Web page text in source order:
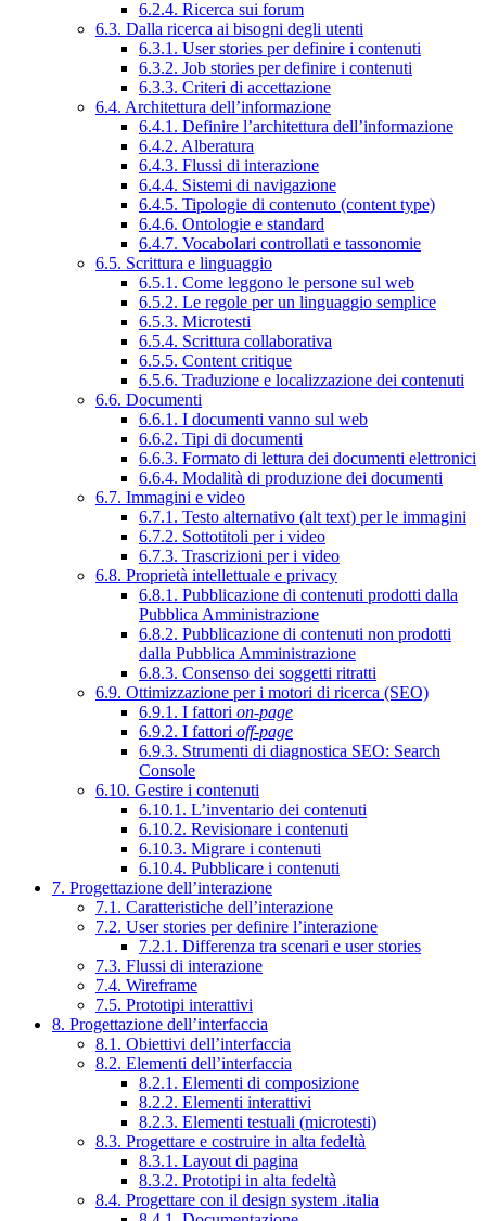
6.2.4. Ricerca sui forum
6.3. Dalla ricerca ai bisogni degli utenti
6.3.1. User stories per definire i contenuti
6.3.2. Job stories per definire i contenuti
6.3.3. Criteri di accettazione
6.4. Architettura dell’informazione
6.4.1. Definire l’architettura dell’informazione
6.4.2. Alberatura
6.4.3. Flussi di interazione
6.4.4. Sistemi di navigazione
6.4.5. Tipologie di contenuto (content type)
6.4.6. Ontologie e standard
6.4.7. Vocabolari controllati e tassonomie
6.5. Scrittura e linguaggio
6.5.1. Come leggono le persone sul web
6.5.2. Le regole per un linguaggio semplice
6.5.3. Microtesti
6.5.4. Scrittura collaborativa
6.5.5. Content critique
6.5.6. Traduzione e localizzazione dei contenuti
6.6. Documenti
6.6.1. I documenti vanno sul web
6.6.2. Tipi di documenti
6.6.3. Formato di lettura dei documenti elettronici
6.6.4. Modalità di produzione dei documenti
6.7. Immagini e video
6.7.1. Testo alternativo (alt text) per le immagini
6.7.2. Sottotitoli per i video
6.7.3. Trascrizioni per i video
6.8. Proprietà intellettuale e privacy
6.8.1. Pubblicazione di contenuti prodotti dalla
Pubblica Amministrazione
6.8.2. Pubblicazione di contenuti non prodotti
dalla Pubblica Amministrazione
6.8.3. Consenso dei soggetti ritratti
6.9. Ottimizzazione per i motori di ricerca (SEO)
6.9.1. I fattori on-page
6.9.2. I fattori off-page
6.9.3. Strumenti di diagnostica SEO: Search
Console
6.10. Gestire i contenuti
6.10.1. L’inventario dei contenuti
6.10.2. Revisionare i contenuti
6.10.3. Migrare i contenuti
6.10.4. Pubblicare i contenuti
7. Progettazione dell’interazione
7.1. Caratteristiche dell’interazione
7.2. User stories per definire l’interazione
7.2.1. Differenza tra scenari e user stories
7.3. Flussi di interazione
7.4. Wireframe
7.5. Prototipi interattivi
8. Progettazione dell’interfaccia
8.1. Obiettivi dell’interfaccia
8.2. Elementi dell’interfaccia
8.2.1. Elementi di composizione
8.2.2. Elementi interattivi
8.2.3. Elementi testuali (microtesti)
8.3. Progettare e costruire in alta fedeltà
8.3.1. Layout di pagina
8.3.2. Prototipi in alta fedeltà
8.4. Progettare con il design system .italia